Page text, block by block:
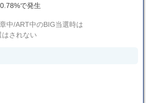
で発生
中/ART中のBIG当選時は
はされない